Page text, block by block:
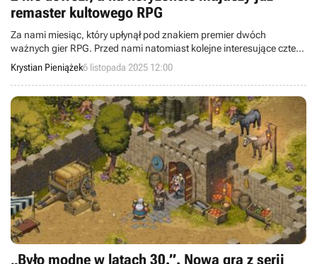
remaster kultowego RPG
Za nami miesiąc, który upłynął pod znakiem premier dwóch
ważnych gier RPG. Przed nami natomiast kolejne interesujące cztery
tygodnie, na przestrzeni których ukaże się m.in. remaster Sacred 2.
Krystian Pieniążek6 listopada 2025 12:00
„Było modne w latach 30.”. Nowa gra z serii